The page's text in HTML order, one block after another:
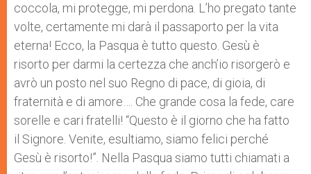
coccola, mi protegge, mi perdona. L’ho pregato tante
volte, certamente mi darà il passaporto per la vita
eterna! Ecco, la Pasqua è tutto questo. Gesù è
risorto per darmi la certezza che anch’io risorgerò e
avrò un posto nel suo Regno di pace, di gioia, di
fraternità e di amore…. Che grande cosa la fede, care
sorelle e cari fratelli! “Questo è il giorno che ha fatto
il Signore. Venite, esultiamo, siamo felici perché
Gesù è risorto!”. Nella Pasqua siamo tutti chiamati a